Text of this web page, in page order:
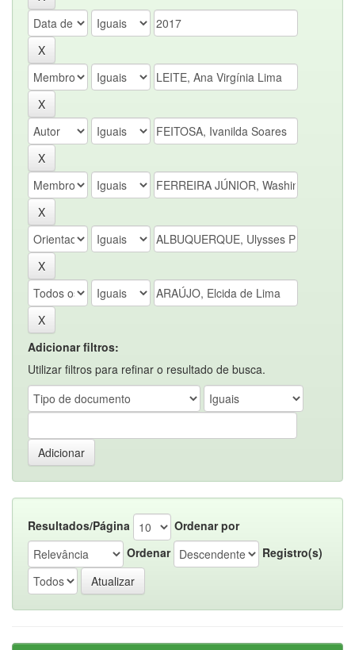
Adicionar filtros:
Utilizar filtros para refinar o resultado de busca.
Resultados/Página
Ordenar por
Ordenar
Registro(s)